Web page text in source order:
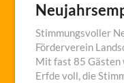
Stimmungsvoller
Förderverein
Mit fast 85 Gästen
Erfde voll, die